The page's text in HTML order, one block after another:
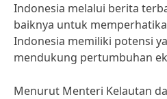
Indonesia melalui berita
baiknya untuk
Indonesia memiliki potensi
mendukung pertumbuhan
Menurut Menteri Kelautan